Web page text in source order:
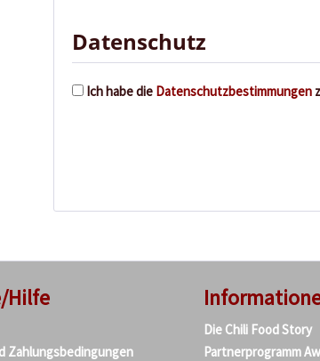
Datenschutz
Ich habe die Datenschutzbestimmungen
Hilfe
Zahlungsbedingungen
Die Chili Food Story
Partnerprogramm